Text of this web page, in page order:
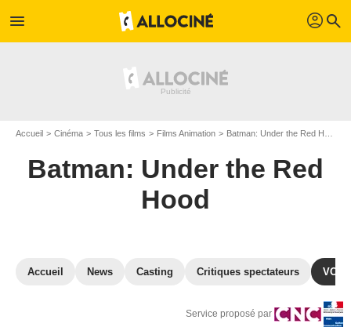
menu profil search
Accueil Cinéma Tous les films Films Animation Batman: Under the Red Hood
Batman: Under the Red
Hood
Accueil News Casting Critiques spectateurs VOD
Service proposé par